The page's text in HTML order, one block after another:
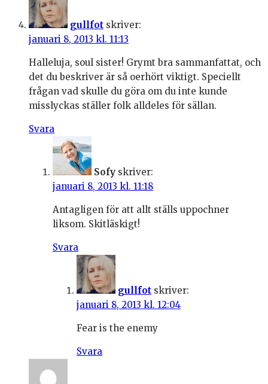
gullfot skriver:
januari 8, 2013 kl. 11:13
Halleluja, soul sister! Grymt bra sammanfattat, och
det du beskriver är så oerhört viktigt. Speciellt
frågan vad skulle du göra om du inte kunde
misslyckas ställer folk alldeles för sällan.
Svara
Sofy skriver:
januari 8, 2013 kl. 11:18
Antagligen för att allt ställs uppochner
liksom. Skitläskigt!
Svara
gullfot skriver:
januari 8, 2013 kl. 12:04
Fear is the enemy
Svara